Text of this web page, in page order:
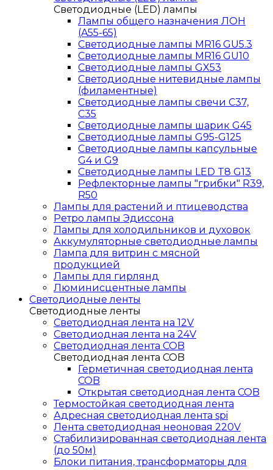
Светодиодные (LED) лампы
Лампы общего назначения ЛОН
(A55-65)
Светодиодные лампы MR16 GU5.3
Светодиодные лампы MR16 GU10
Светодиодные лампы GX53
Светодиодные нитевидные лампы
(филаментные)
Светодиодные лампы свечи C37,
C35
Светодиодные лампы шарик G45
Светодиодные лампы G95-G125
Светодиодные лампы капсульные
G4 и G9
Светодиодные лампы LED T8 G13
Рефлекторные лампы "грибки" R39,
R50
Лампы для растений и птицеводства
Ретро лампы Эдиссона
Лампы для холодильников и духовок
Аккумуляторные светодиодные лампы
Лампа для витрин с мясной
продукцией
Лампы для гирлянд
Люминисцентные лампы
Светодиодные ленты
Светодиодные ленты
Светодиодная лента на 12V
Светодиодная лента на 24V
Светодиодная лента COB
Светодиодная лента COB
Герметичная светодиодная лента
COB
Открытая светодиодная лента COB
Термостойкая светодиодная лента
Адресная светодиодная лента spi
Лента светодиодная неоновая 220V
Стабилизированная светодиодная лента
(до 50м)
Блоки питания, трансформаторы для